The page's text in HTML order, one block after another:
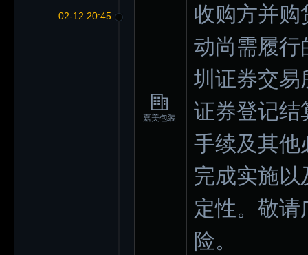
02-12 20:45
嘉美包装
收购方并购
动尚需履行
圳证券交易
证券登记结
手续及其他
完成实施
定性。敬
险。